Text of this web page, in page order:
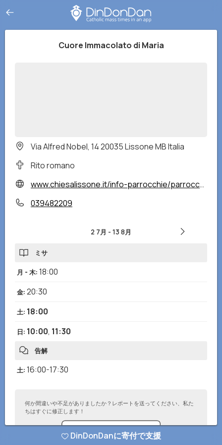
Cuore Immacolato di Maria
Via Alfred Nobel, 14 20035 Lissone MB Italia
Rito romano
www.chiesalissone.it/info-parrocchie/parrocchia-cuore-immacolato-di-maria/
039482209
2 7月 - 13 8月
ミサ
月 - 木: 18:00
金: 20:30
土: 18:00
日: 10:00, 11:30
告解
土: 16:00-17:30
何か間違いや不足がありましたか？レポートを送ってください、私た
ちはすぐに修正します！
DinDonDanに寄付で支援